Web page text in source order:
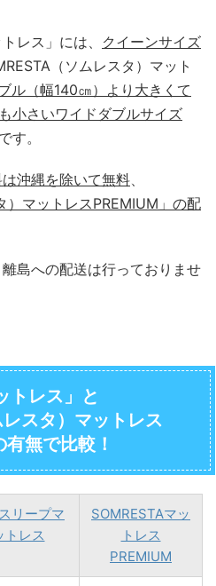
レス」には、 クイーンサイズ
（ソムレスタ）マット
ル（幅140㎝）より大きくて
小さいワイドダブルサイズ
す。
は沖縄を除いて無料、
）マットレスPREMIUM」の配
島への配送は行っておりませ
トレス」と
レスタ）マットレス
無で比較！
リープマ
トレス
SOMRESTAマッ
トレス
PREMIUM